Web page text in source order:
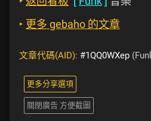
‣ 更多 gebaho 的文章
文章代碼(AID): #1QQ0WXep
更多分享選項
關閉廣告 方便截圖